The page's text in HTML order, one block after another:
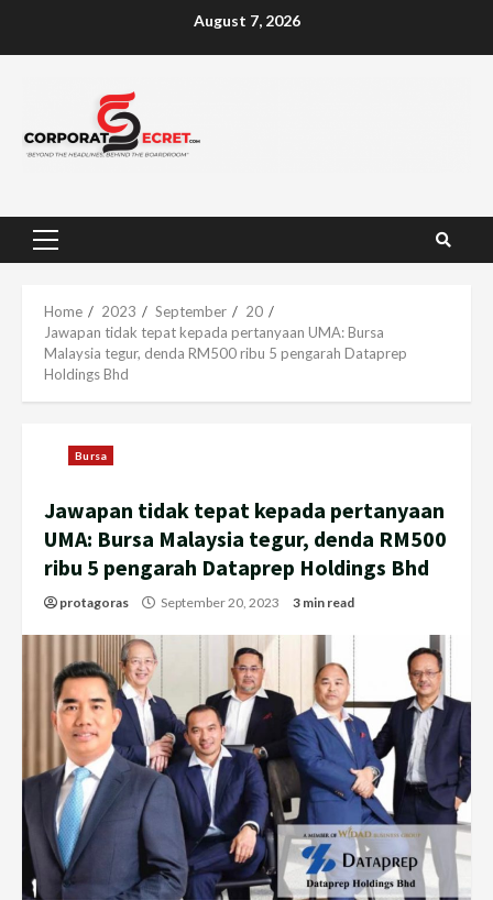
August 7, 2026
Primary
Home 2023 September
20
Jawapan tidak tepat kepada pertanyaan UMA: Bursa
Malaysia tegur, denda RM500 ribu 5 pengarah Dataprep
Holdings Bhd
Bursa
Jawapan tidak tepat kepada pertanyaan
UMA: Bursa Malaysia tegur, denda RM500
ribu 5 pengarah Dataprep Holdings Bhd
protagoras September 20, 2023 3 min read